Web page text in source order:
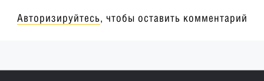
Авторизируйтесь, чтобы оставить комментарий